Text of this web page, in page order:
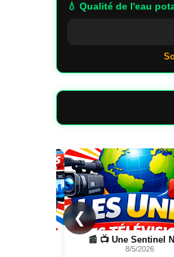
💧 Qualité de l'eau
❮
Page
📰 📺 Une Marc
8/5/2026